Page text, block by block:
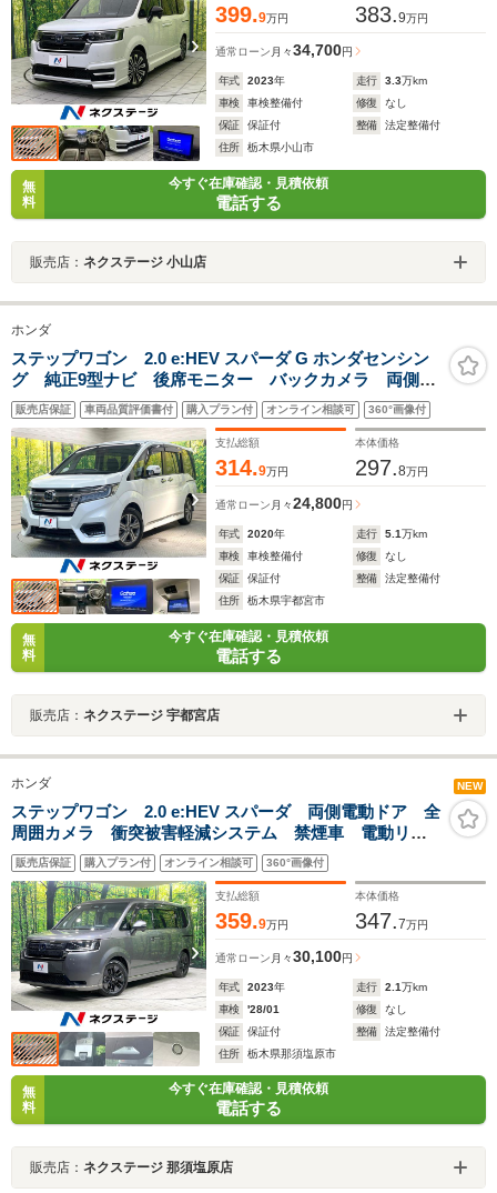
399.9万円 383.9万円
通常ローン 月々34,700円
年式 2023年 走行 3.3万km
車検
車検整備付 修復
なし
保証
保証付 整備
法定整備付
住所
栃木県小山市
無
料
今すぐ在庫確認・見積依頼
電話する
販売店： ネクステージ 小山店
ホンダ
ステップワゴン 2.0 e:HEV スパーダ G ホンダセンシン
グ 純正9型ナビ 後席モニター バックカメラ 両側電
動ドア 衝突被害軽減システム 禁煙 ハーフレザーシ
ート コーナーセンサー スマートキー LEDヘッド
ETC2.0 純正16インチアルミ オートライト
販売店保証 車両品質評価書付 購入プラン付 オンライン相談可 360°画像付
支払総額
314.9万円
本体価格
297.8万円
通常ローン 月々24,800円
年式 2020年 走行 5.1万km
車検
車検整備付 修復
なし
保証
保証付 整備
法定整備付
住所
栃木県宇都宮市
無
料
今すぐ在庫確認・見積依頼
電話する
販売店： ネクステージ 宇都宮店
ホンダ NEW
ステップワゴン 2.0 e:HEV スパーダ 両側電動ドア 全
周囲カメラ 衝突被害軽減システム 禁煙車 電動リア
ゲート ドラレコ コーナーセンサー スマートキー
LEDヘッド ビルトインETC 純正16インチアルミ オ
ートハイビーム
販売店保証 購入プラン付 オンライン相談可 360°画像付
支払総額
359.9万円
本体価格
347.7万円
通常ローン 月々30,100円
年式 2023年 走行 2.1万km
車検
'28/01 修復
なし
保証
保証付 整備
法定整備付
住所
栃木県那須塩原市
無
料
今すぐ在庫確認・見積依頼
電話する
販売店： ネクステージ 那須塩原店